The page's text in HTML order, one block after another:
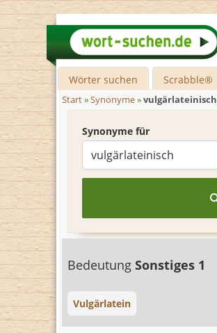
Wörter suchen Scrabble®
Start»Synonyme»vulgärlateinisch
Synonyme für
Bedeutung Sonstiges 1
Vulgärlatein